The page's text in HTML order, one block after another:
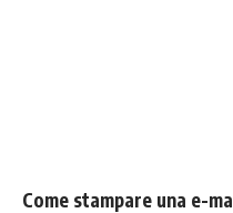
Come stampare una e-